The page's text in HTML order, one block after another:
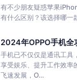
有不少朋友疑惑苹果
有什么区别？该选择哪一
2024年OPPO手机全
手机已不仅仅是通讯工具
享受娱乐、提升工作效率
飞速发展，O...